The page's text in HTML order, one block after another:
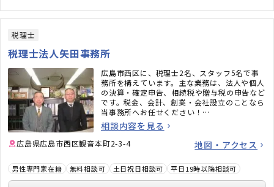
税理士
税理士法人矢田事務所
広島市西区に、税理士2名、スタッフ5名で事
務所を構えています。主な業務は、法人や個人
の決算・確定申告、相続税や贈与税の申告など
です。税金、会計、創業・会社設立のことなら
当事務所へお任せください！
広島県はもちろんのこと、山陰地方（島根県、
鳥取県）の対応も可能です。場合によっては出
向いての対応も可能です。
相談内容を見る
広島県広島市西区観音本町2-3-4 地図・アクセス
男性専門家在籍 無料相談可 土日祝日相談可 平日19時以降相談可